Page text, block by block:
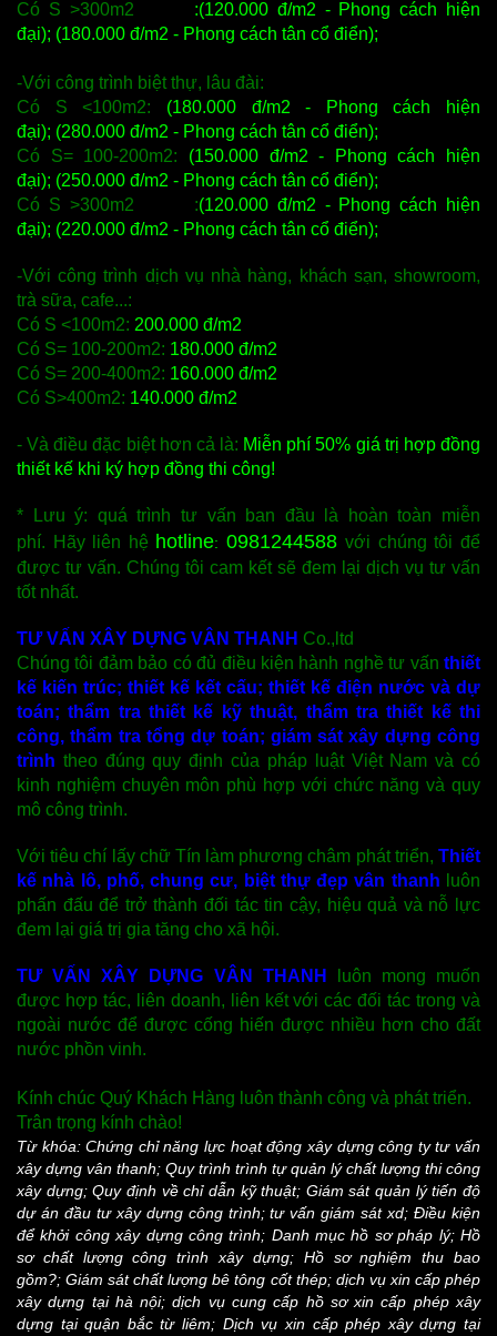
Có S >300m2 :(120.000 đ/m2 - Phong cách hiện
đại); (180.000 đ/m2 - Phong cách tân cổ điển);
-Với công trình biệt thự, lâu đài:
Có S <100m2: (180.000 đ/m2 - Phong cách hiện
đại); (280.000 đ/m2 - Phong cách tân cổ điển);
Có S= 100-200m2: (150.000 đ/m2 - Phong cách hiện
đại); (250.000 đ/m2 - Phong cách tân cổ điển);
Có S >300m2 :(120.000 đ/m2 - Phong cách hiện
đại); (220.000 đ/m2 - Phong cách tân cổ điển);
-Với công trình dịch vụ nhà hàng, khách sạn, showroom,
trà sữa, cafe...:
Có S <100m2: 200.000 đ/m2
Có S= 100-200m2: 180.000 đ/m2
Có S= 200-400m2: 160.000 đ/m2
Có S>400m2: 140.000 đ/m2
- Và điều đặc biệt hơn cả là: Miễn phí 50% giá trị hợp đồng
thiết kế khi ký hợp đồng thi công!
* Lưu ý: quá trình tư vấn ban đầu là hoàn toàn miễn
phí. Hãy liên hệ hotline: 0981244588 với chúng tôi để
được tư vấn. Chúng tôi cam kết sẽ đem lại dịch vụ tư vấn
tốt nhất.
TƯ VẤN XÂY DỰNG VÂN THANH Co.,ltd
Chúng tôi đảm bảo có đủ điều kiện hành nghề tư vấn thiết
kế kiến trúc; thiết kế kết cấu; thiết kế điện nước và dự
toán; thẩm tra thiết kế kỹ thuật, thẩm tra thiết kế thi
công, thẩm tra tổng dự toán; giám sát xây dựng công
trình theo đúng quy định của pháp luật Việt Nam và có
kinh nghiệm chuyên môn phù hợp với chức năng và quy
mô công trình.
Với tiêu chí lấy chữ Tín làm phương châm phát triển, Thiết
kế nhà lô, phố, chung cư, biệt thự đẹp vân thanh luôn
phấn đấu để trở thành đối tác tin cậy, hiệu quả và nỗ lực
đem lại giá trị gia tăng cho xã hội.
TƯ VẤN XÂY DỰNG VÂN THANH
luôn mong muốn
được hợp tác, liên doanh, liên kết với các đối tác trong và
ngoài nước để được cống hiến được nhiều hơn cho đất
nước phồn vinh.
Kính chúc Quý Khách Hàng luôn thành công và phát triển.
Trân trọng kính chào!
Từ khóa:Chứng chỉ năng lực hoạt động xây dựng công ty tư vấn
xây dựng vân thanh; Quy trình trình tự quản lý chất lượng thi công
xây dựng;Quy định về chỉ dẫn kỹ thuật; Giám sát quản lý tiến độ
dự án đầu tư xây dựng công trình;tư vấn giám sát xd;Điều kiện
để khởi công xây dựng công trình; Danh mục hồ sơ pháp lý;Hồ
sơ chất lượng công trình xây dựng; Hồ sơ nghiệm thu bao
gồm?;Giám sát chất lượng bê tông cốt thép; dịch vụ xin cấp phép
xây dựng tại hà nội;dịch vụ cung cấp hồ sơ xin cấp phép xây
dựng tại quận bắc từ liêm; Dịch vụ xin cấp phép xây dựng tại